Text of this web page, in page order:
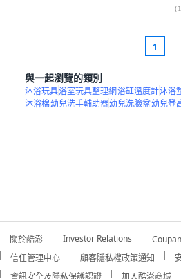
(
1
與一起瀏覽的類別
沐浴玩具浴室玩具整理網浴缸溫度計沐浴
沐浴棉幼兒洗手輔助器幼兒洗臉盆幼兒登
關於酷澎 Investor Relations
信任管理中心
顧客隱私權政策通知
資訊安全及隱私保護認證
加入酷澎商城